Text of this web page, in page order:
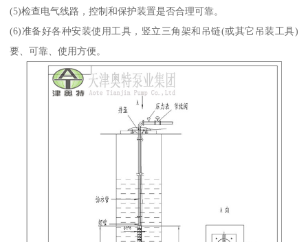
(5)检查电气线路，控制和保护装置是否合理可靠。
(6)准备好各种安装使用工具，竖立三角架和吊链(或其它吊装工具)
要、可靠、使用方便。